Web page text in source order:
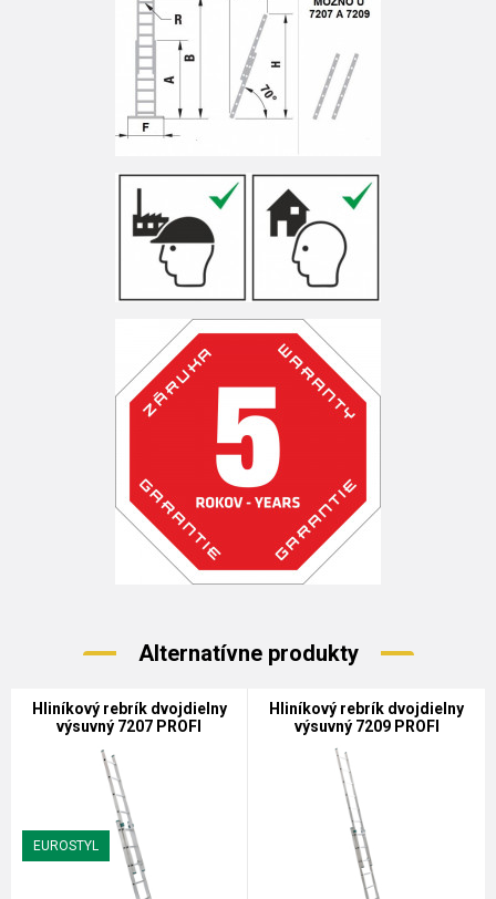
Alternatívne produkty
Hliníkový rebrík dvojdielny
výsuvný 7207 PROFI
EUROSTYL
Hliníkový rebrík dvojdielny
výsuvný 7209 PROFI